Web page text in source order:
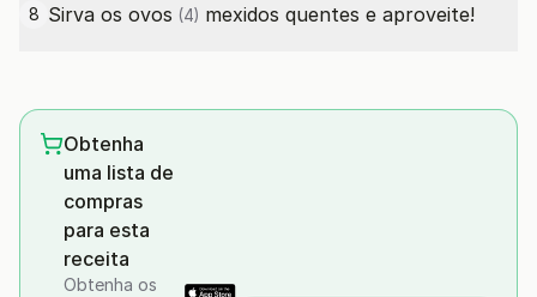
8 Sirva os ovos (4) mexidos quentes e aproveite!
Obtenha
uma lista de
compras
para esta
receita
Obtenha os